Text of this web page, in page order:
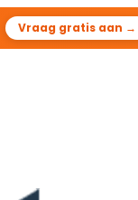
Vraag gratis aan →